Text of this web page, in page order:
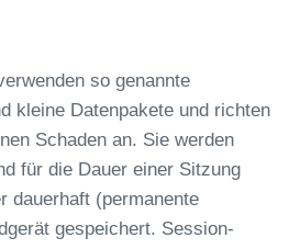
so genannte
kleine Datenpakete und richten
Schaden an. Sie werden
für die Dauer einer Sitzung
dauerhaft (permanente
gespeichert. Session-